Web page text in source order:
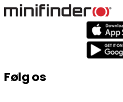
Følg os